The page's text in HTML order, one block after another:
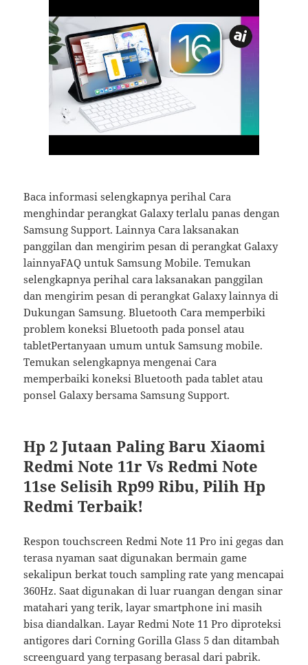
Baca informasi selengkapnya perihal Cara
menghindar perangkat Galaxy terlalu panas dengan
Samsung Support. Lainnya Cara laksanakan
panggilan dan mengirim pesan di perangkat Galaxy
lainnyaFAQ untuk Samsung Mobile. Temukan
selengkapnya perihal cara laksanakan panggilan
dan mengirim pesan di perangkat Galaxy lainnya di
Dukungan Samsung. Bluetooth Cara memperbiki
problem koneksi Bluetooth pada ponsel atau
tabletPertanyaan umum untuk Samsung mobile.
Temukan selengkapnya mengenai Cara
memperbaiki koneksi Bluetooth pada tablet atau
ponsel Galaxy bersama Samsung Support.
Hp 2 Jutaan Paling Baru Xiaomi
Redmi Note 11r Vs Redmi Note
11se Selisih Rp99 Ribu, Pilih Hp
Redmi Terbaik!
Respon touchscreen Redmi Note 11 Pro ini gegas dan
terasa nyaman saat digunakan bermain game
sekalipun berkat touch sampling rate yang mencapai
360Hz. Saat digunakan di luar ruangan dengan sinar
matahari yang terik, layar smartphone ini masih
bisa diandalkan. Layar Redmi Note 11 Pro diproteksi
antigores dari Corning Gorilla Glass 5 dan ditambah
screenguard yang terpasang berasal dari pabrik.